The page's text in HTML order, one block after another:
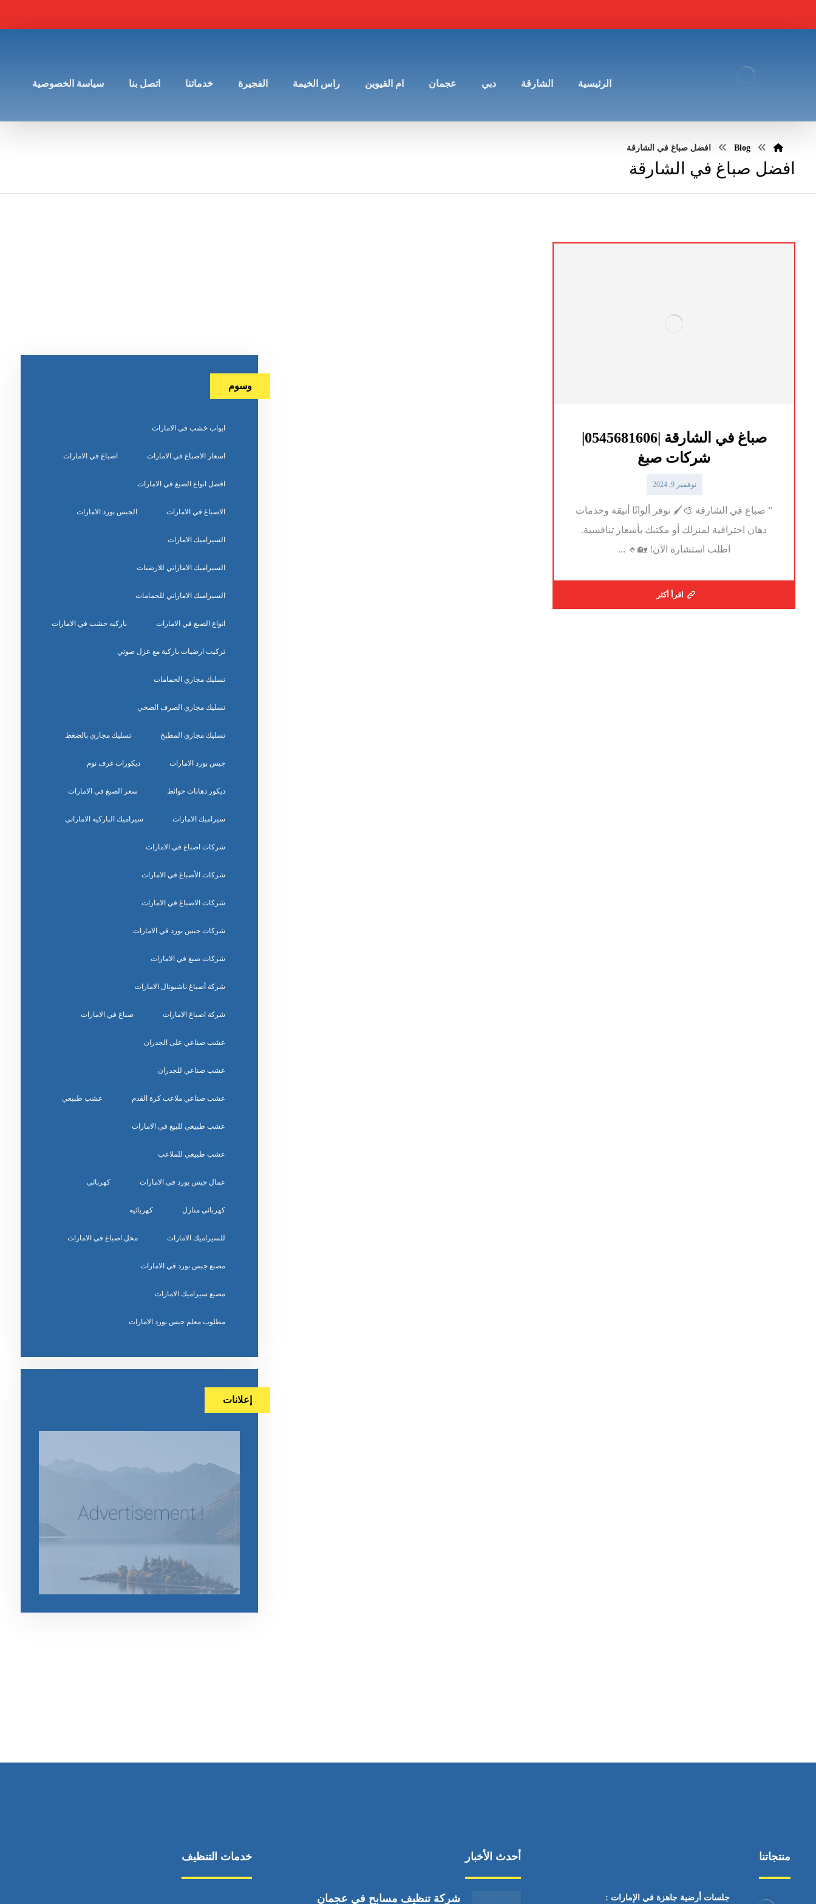
الرئيسية الشارقة دبي عجمان ام القيوين راس الخيمة الفجيرة خدماتنا اتصل بنا سياسة الخصوصية
Blog افضل صباغ في الشارقة
افضل صباغ في الشارقة
شركات صبغ
نوفمبر 9, 2024
” صباغ في الشارقة 🎨🖌️ نوفر ألوانًا أنيقة وخدمات
دهان احترافية لمنزلك أو مكتبك بأسعار تنافسية.
اطلب استشارة الآن! 🏡🔹 ...
اقرأ أكثر
وسوم
ابواب خشب في الامارات
اسعار الاصباغ في الامارات اصباغ في الامارات
افضل انواع الصبغ في الامارات
الاصباغ في الامارات الجبس بورد الامارات
السيراميك الامارات
السيراميك الاماراتي للارضيات
السيراميك الاماراتي للحمامات
انواع الصبغ في الامارات باركيه خشب في الامارات
تركيب ارضيات باركية مع عزل صوتي
تسليك مجاري الحمامات
تسليك مجاري الصرف الصحي
تسليك مجاري المطبخ تسليك مجاري بالضغط
جبس بورد الامارات ديكورات غرف نوم
ديكور دهانات حوائط سعر الصبغ في الامارات
سيراميك الامارات سيراميك الباركيه الاماراتي
شركات اصباغ في الامارات
شركات الأصباغ في الامارات
شركات الاصباغ في الامارات
شركات جبس بورد في الامارات
شركات صبغ في الامارات
شركة أصباغ ناشيونال الامارات
شركة اصباغ الامارات صباغ في الامارات
عشب صناعي على الجدران
عشب صناعي للجدران
عشب صناعي ملاعب كرة القدم عشب طبيعي
عشب طبيعي للبيع في الامارات
عشب طبيعي للملاعب
عمال جبس بورد في الامارات كهربائي
كهربائي منازل كهربائيه
للسيراميك الامارات محل اصباغ في الامارات
مصنع جبس بورد في الامارات
مصنع سيراميك الامارات
مطلوب معلم جبس بورد الامارات
إعلانات
منتجاتنا
جلسات أرضية جاهزة في الإمارات :
أحدث الأخبار
شركة تنظيف مسابح في عجمان
خدمات التنظيف